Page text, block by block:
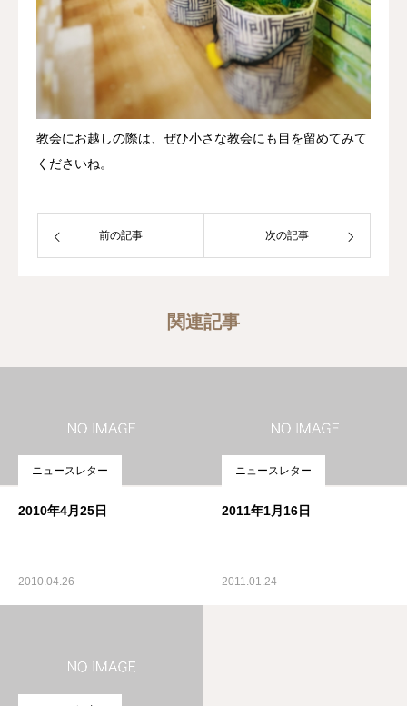
教会にお越しの際は、ぜひ小さな教会にも目を留めてみて
くださいね。
前の記事 次の記事
関連記事
ニュースレター
2010年4月25日
2010.04.26
ニュースレター
2011年1月16日
2011.01.24